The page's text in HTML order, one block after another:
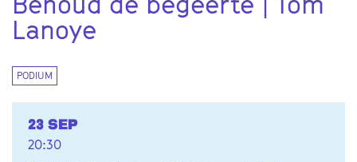
Lanoye
PODIUM
23 SEP
20:30